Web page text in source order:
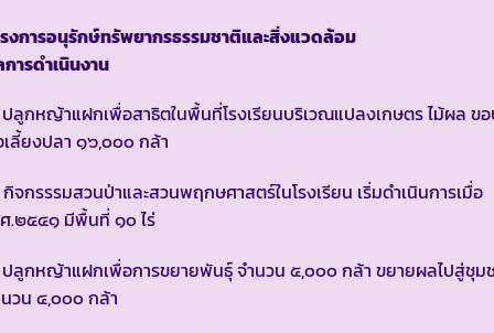
งการอนุรักษ์ทรัพยากรธรรมชาติและสิ่งแวดล้อม
ารดำเนินงาน
ลูกหญ้าแฝกเพื่อสาธิตในพื้นที่โรงเรียนบริเวณแปลงเกษตร ไม้ผล ข
ลี้ยงปลา ๑๖,๐๐๐ กล้า
จกรรรมสวนป่าและสวนพฤกษศาสตร์ในโรงเรียน เริ่มดำเนินการเมื่อ
.๒๕๔๑ มีพื้นที่ ๑๐ ไร่
ลูกหญ้าแฝกเพื่อการขยายพันธุ์ จำนวน ๕,๐๐๐ กล้า ขยายผลไปสู่ชุม
วน ๔,๐๐๐ กล้า